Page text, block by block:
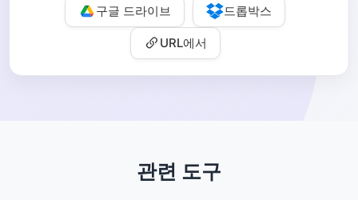
구글 드라이브 드롭박스
URL에서
관련 도구